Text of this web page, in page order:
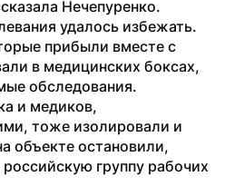
Нечепуренко.
удалось избежать.
прибыли вместе с
в медицинских боксах,
обследования.
и медиков,
тоже изолировали и
объекте остановили,
группу рабочих